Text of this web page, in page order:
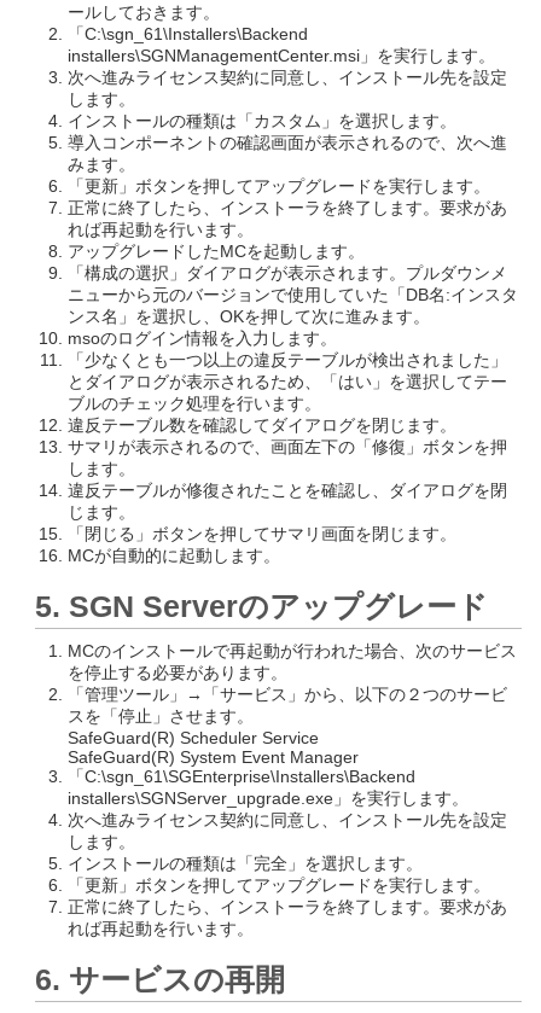
ールしておきます。
「C:\sgn_61\Installers\Backend
installers\SGNManagementCenter.msi」を実行します。
次へ進みライセンス契約に同意し、インストール先を設定
します。
インストールの種類は「カスタム」を選択します。
導入コンポーネントの確認画面が表示されるので、次へ進
みます。
「更新」ボタンを押してアップグレードを実行します。
正常に終了したら、インストーラを終了します。要求があ
れば再起動を行います。
アップグレードしたMCを起動します。
「構成の選択」ダイアログが表示されます。プルダウンメ
ニューから元のバージョンで使用していた「DB名:インスタ
ンス名」を選択し、OKを押して次に進みます。
msoのログイン情報を入力します。
「少なくとも一つ以上の違反テーブルが検出されました」
とダイアログが表示されるため、「はい」を選択してテー
ブルのチェック処理を行います。
違反テーブル数を確認してダイアログを閉じます。
サマリが表示されるので、画面左下の「修復」ボタンを押
します。
違反テーブルが修復されたことを確認し、ダイアログを閉
じます。
「閉じる」ボタンを押してサマリ画面を閉じます。
MCが自動的に起動します。
5. SGN Serverのアップグレード
MCのインストールで再起動が行われた場合、次のサービス
を停止する必要があります。
「管理ツール」→「サービス」から、以下の２つのサービ
スを「停止」させます。
SafeGuard(R) Scheduler Service
SafeGuard(R) System Event Manager
「C:\sgn_61\SGEnterprise\Installers\Backend
installers\SGNServer_upgrade.exe」を実行します。
次へ進みライセンス契約に同意し、インストール先を設定
します。
インストールの種類は「完全」を選択します。
「更新」ボタンを押してアップグレードを実行します。
正常に終了したら、インストーラを終了します。要求があ
れば再起動を行います。
6. サービスの再開